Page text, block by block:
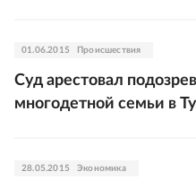
01.06.2015 Происшествия
Суд арестовал
многодетной семьи в
28.05.2015 Экономика